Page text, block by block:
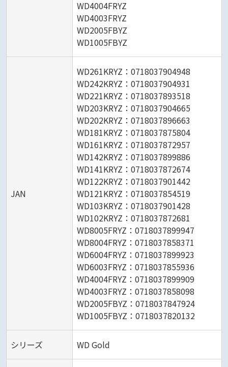
WD4004FRYZ
WD4003FRYZ
WD2005FBYZ
WD1005FBYZ
JAN
WD261KRYZ：0718037904948
WD242KRYZ：0718037904931
WD221KRYZ：0718037893518
WD203KRYZ：0718037904665
WD202KRYZ：0718037896663
WD181KRYZ：0718037875804
WD161KRYZ：0718037872957
WD142KRYZ：0718037899886
WD141KRYZ：0718037872674
WD122KRYZ：0718037901442
WD121KRYZ：0718037854519
WD103KRYZ：0718037901428
WD102KRYZ：0718037872681
WD8005FRYZ：0718037899947
WD8004FRYZ：0718037858371
WD6004FRYZ：0718037899923
WD6003FRYZ：0718037855936
WD4004FRYZ：0718037899909
WD4003FRYZ：0718037858098
WD2005FBYZ：0718037847924
WD1005FBYZ：0718037820132
シリーズ WD Gold